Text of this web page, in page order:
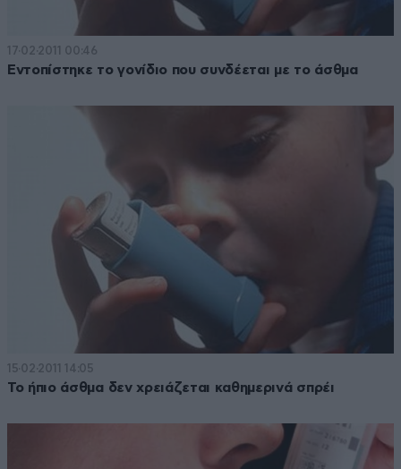
17·02·2011 00:46
Εντοπίστηκε το γονίδιο που συνδέεται με το άσθμα
15·02·2011 14:05
Το ήπιο άσθμα δεν χρειάζεται καθημερινά σπρέι